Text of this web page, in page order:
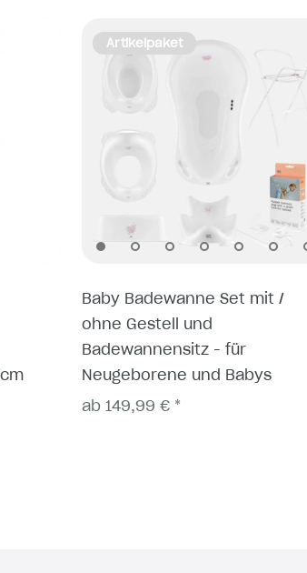
Artikelpaket
Baby Badewanne Set mit /
ohne Gestell und
Badewannensitz - für
Neugeborene und Babys
ab 149,99 € *